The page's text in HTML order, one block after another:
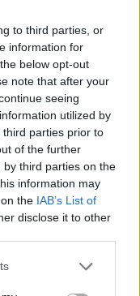
to third parties, or
information for
below opt-out
note that after your
seeing
utilized by
parties prior to
of the further
third parties on the
information may
the IAB’s List of
disclose it to other